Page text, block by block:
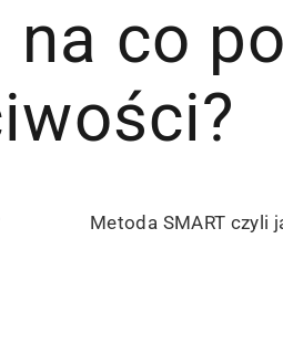
co
Metoda SMART czyli